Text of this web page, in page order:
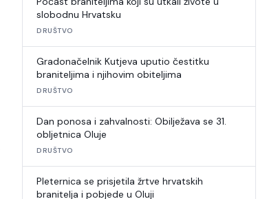
slobodnu Hrvatsku
DRUŠTVO
Gradonačelnik Kutjeva uputio čestitku
braniteljima i njihovim obiteljima
DRUŠTVO
Dan ponosa i zahvalnosti: Obilježava se 31.
obljetnica Oluje
DRUŠTVO
Pleternica se prisjetila žrtve hrvatskih
branitelja i pobjede u Oluji